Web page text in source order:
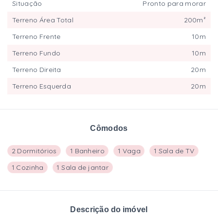
Cômodos
2 Dormitórios 1 Banheiro 1 Vaga
1 Sala de TV
1 Cozinha
1 Sala de jantar
Descrição do imóvel
Situação
Pronto para morar
Terreno Área Total
200m²
Terreno Frente
10m
Terreno Fundo
10m
Terreno Direita
20m
Terreno Esquerda
20m